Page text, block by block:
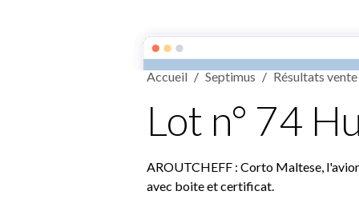
Accueil Septimus Résultats
Lot n° 74
AROUTCHEFF : Corto Maltese,
avec boite et certificat.